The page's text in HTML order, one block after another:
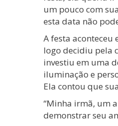
um pouco com
esta data não
A festa aconteceu
logo decidiu pela
investiu em uma
iluminação e
Ela contou que
“Minha irmã, um
demonstrar seu